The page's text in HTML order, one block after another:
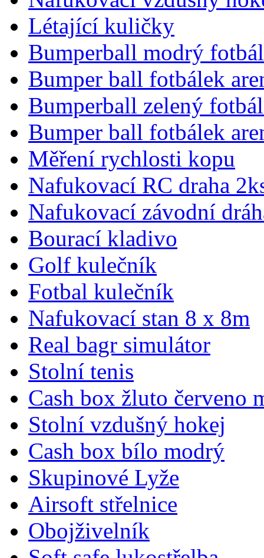
Létající kuličky
Bumperball modrý
Bumper ball fotbálek
Bumperball zelený
Bumper ball fotbálek
Měření rychlosti kopu
Nafukovací RC draha
Nafukovací závodní
Bourací kladivo
Golf kulečník
Fotbal kulečník
Nafukovací stan 8 x 8m
Real bagr simulátor
Stolní tenis
Cash box žluto červeno
Stolní vzdušný hokej
Cash box bílo modrý
Skupinové Lyže
Airsoft střelnice
Obojživelník